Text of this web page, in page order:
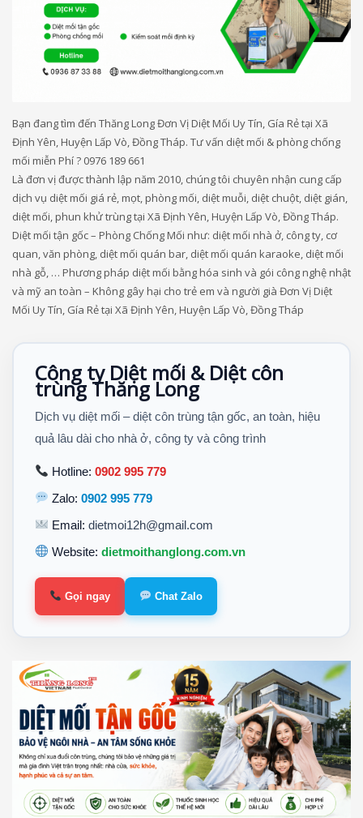
Bạn đang tìm đến Thăng Long Đơn Vị Diệt Mối Uy Tín, Gía Rẻ tại Xã
Định Yên, Huyện Lấp Vò, Đồng Tháp. Tư vấn diệt mối & phòng chống
mối miễn Phí ? 0976 189 661
Là đơn vị được thành lập năm 2010, chúng tôi chuyên nhận cung cấp
dịch vụ diệt mối giá rẻ, mọt, phòng mối, diệt muỗi, diệt chuột, diệt gián,
diệt mối, phun khử trùng tại Xã Định Yên, Huyện Lấp Vò, Đồng Tháp.
Diệt mối tận gốc – Phòng Chống Mối như: diệt mối nhà ở, công ty, cơ
quan, văn phòng, diệt mối quán bar, diệt mối quán karaoke, diệt mối
nhà gỗ, … Phương pháp diệt mối bằng hóa sinh và gói công nghệ nhật
và mỹ an toàn – Không gây hại cho trẻ em và người già Đơn Vị Diệt
Mối Uy Tín, Gía Rẻ tại Xã Định Yên, Huyện Lấp Vò, Đồng Tháp
Công ty Diệt mối & Diệt côn
trùng Thăng Long
Dịch vụ diệt mối – diệt côn trùng tận gốc, an toàn, hiệu
quả lâu dài cho nhà ở, công ty và công trình
Hotline:0902 995 779
Zalo:0902 995 779
Email:dietmoi12h@gmail.com
Website:dietmoithanglong.com.vn
Gọi ngay Chat Zalo